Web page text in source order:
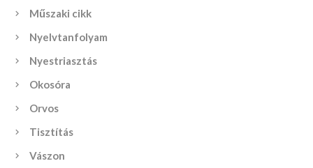
Műszaki cikk
Nyelvtanfolyam
Nyestriasztás
Okosóra
Orvos
Tisztítás
Vászon